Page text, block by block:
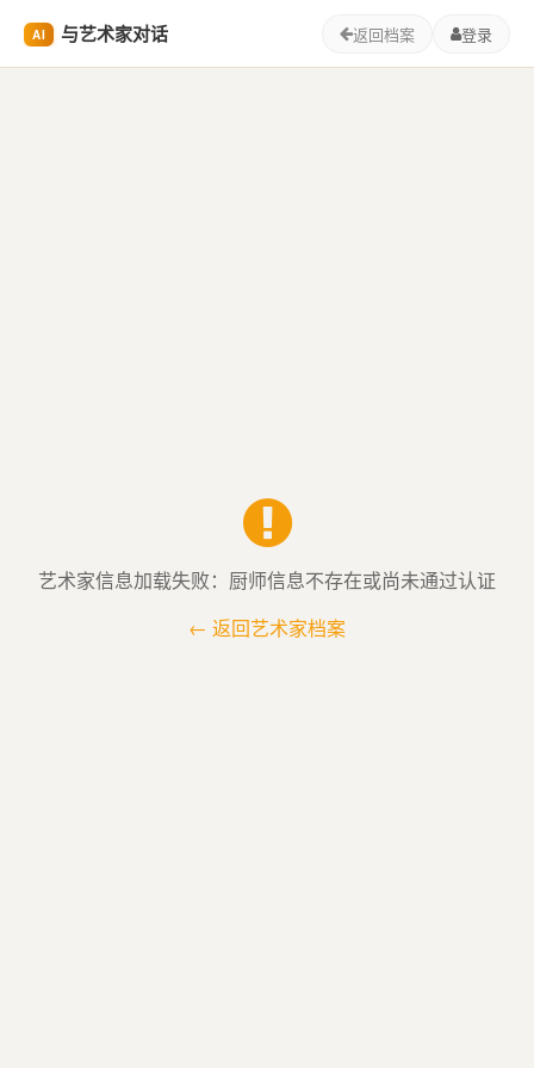
AI 与艺术家对话 返回档案 登录
艺术家信息加载失败：厨师信息不存在或尚未通过认证
← 返回艺术家档案